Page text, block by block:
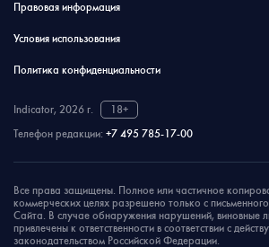
Правовая информация
Условия использования
Политика конфиденциальности
Indicator, 2026 г.
18+
Телефон редакции: +7 495 785-17-00
Все права защищены. Полное или частичное
коммерческих целях разрешено только с
Сайта. В случае обнаружения нарушений, виновные
привлечены к ответственности в соответствии с
законодательством Российской Федерации.